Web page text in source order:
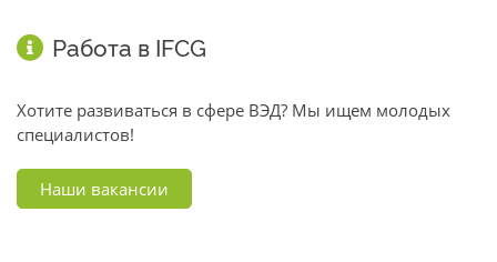
Работа в IFCG
Хотите развиваться в сфере ВЭД? Мы ищем молодых
специалистов!
Наши вакансии